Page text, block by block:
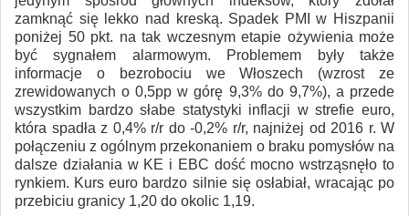
zamknąć się lekko nad kreską. Spadek PMI w Hiszpanii
poniżej 50 pkt. na tak wczesnym etapie ożywienia może
być sygnałem alarmowym. Problemem były także
informacje o bezrobociu we Włoszech (wzrost ze
zrewidowanych o 0,5pp w górę 9,3% do 9,7%), a przede
wszystkim bardzo słabe statystyki inflacji w strefie euro,
która spadła z 0,4% r/r do -0,2% r/r, najniżej od 2016 r. W
połączeniu z ogólnym przekonaniem o braku pomysłów na
dalsze działania w KE i EBC dość mocno wstrząsnęło to
rynkiem. Kurs euro bardzo silnie się osłabiał, wracając po
przebiciu granicy 1,20 do okolic 1,19.